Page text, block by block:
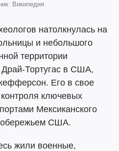
Википедия
натолкнулась на
и небольшого
территории
Тортугас в США,
Его в свое
ключевых
Мексиканского
США.
жили военные,